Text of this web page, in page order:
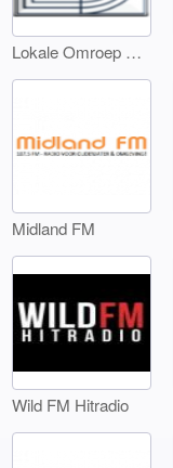
Lokale Omroep Landsmeer
Midland FM
Wild FM Hitradio